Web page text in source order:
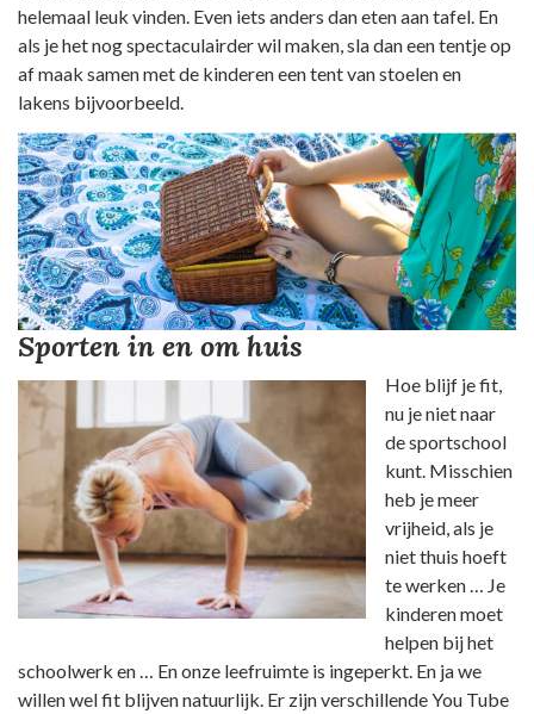
helemaal leuk vinden. Even iets anders dan eten aan tafel. En
als je het nog spectaculairder wil maken, sla dan een tentje op
af maak samen met de kinderen een tent van stoelen en
lakens bijvoorbeeld.
Sporten in en om huis
Hoe blijf je fit,
nu je niet naar
de sportschool
kunt. Misschien
heb je meer
vrijheid, als je
niet thuis hoeft
te werken … Je
kinderen moet
helpen bij het
schoolwerk en … En onze leefruimte is ingeperkt. En ja we
willen wel fit blijven natuurlijk. Er zijn verschillende You Tube